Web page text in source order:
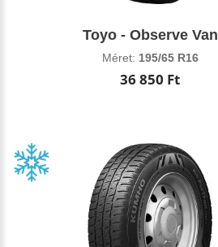
Toyo - Observe Van
Méret: 195/65 R16
36 850 Ft